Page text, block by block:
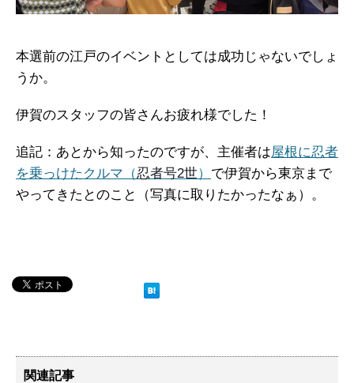
本選前の江戸のイベントとしては成功じゃないでしょ
うか。
伊賀のスタッフの皆さんお疲れ様でした！
追記：あとから知ったのですが、主催者は屋根に忍者
を乗っけたクルマ（忍者号2世） で伊賀から東京まで
やってきたとのこと（写真に取りたかったなぁ）。
関連記事